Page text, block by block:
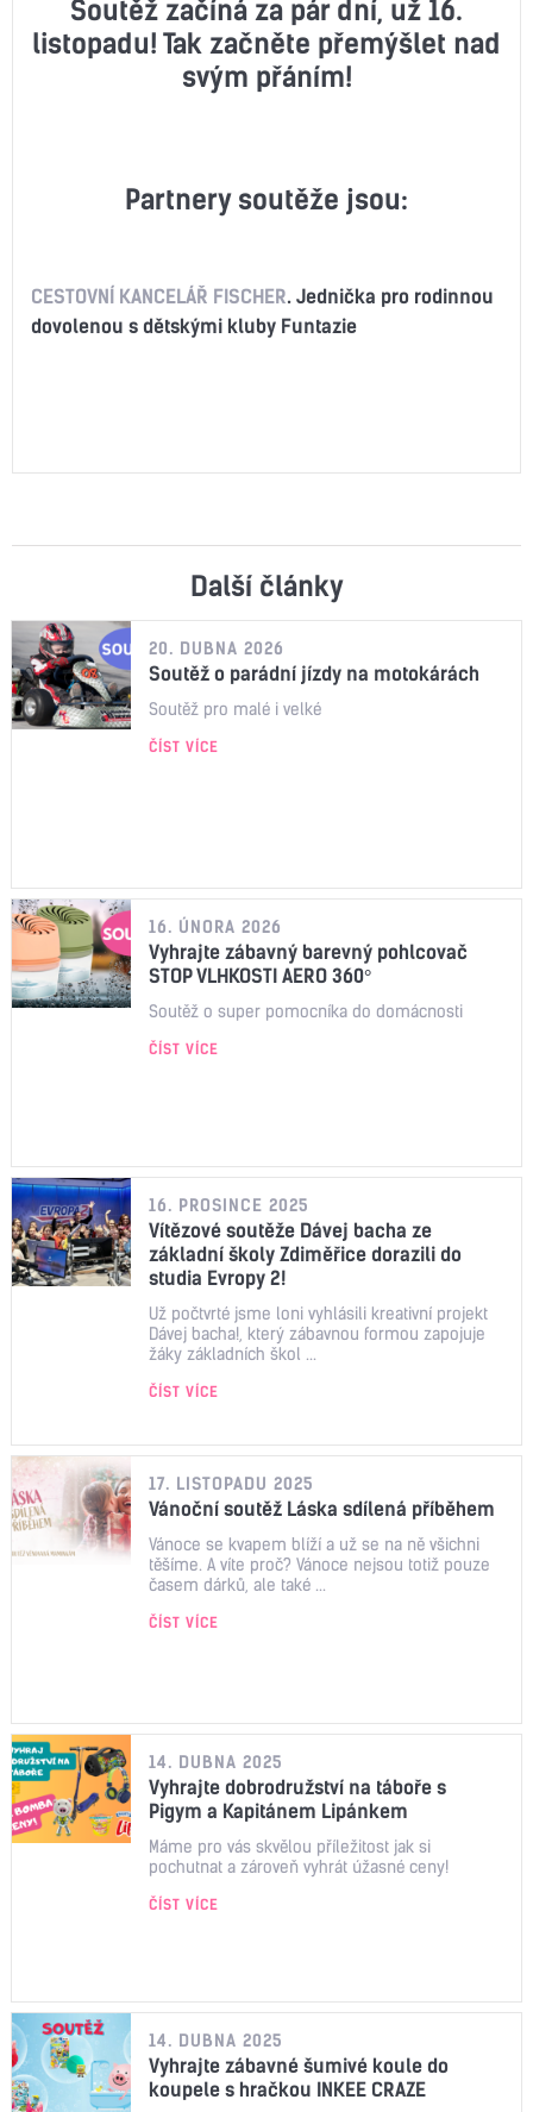
Soutěž začíná za pár dní, už 16.
listopadu! Tak začněte přemýšlet nad
svým přáním!
Partnery soutěže jsou:
CESTOVNÍ KANCELÁŘ FISCHER. Jednička pro rodinnou
dovolenou s dětskými kluby Funtazie
Další články
20. DUBNA 2026
Soutěž o parádní jízdy na motokárách
Soutěž pro malé i velké
ČÍST VÍCE
16. ÚNORA 2026
Vyhrajte zábavný barevný pohlcovač
STOP VLHKOSTI AERO 360°
Soutěž o super pomocníka do domácnosti
ČÍST VÍCE
16. PROSINCE 2025
Vítězové soutěže Dávej bacha ze
základní školy Zdiměřice dorazili do
studia Evropy 2!
Už počtvrté jsme loni vyhlásili kreativní projekt
Dávej bacha!, který zábavnou formou zapojuje
žáky základních škol ...
ČÍST VÍCE
17. LISTOPADU 2025
Vánoční soutěž Láska sdílená příběhem
Vánoce se kvapem blíží a už se na ně všichni
těšíme. A víte proč? Vánoce nejsou totiž pouze
časem dárků, ale také ...
ČÍST VÍCE
14. DUBNA 2025
Vyhrajte dobrodružství na táboře s
Pigym a Kapitánem Lipánkem
Máme pro vás skvělou příležitost jak si
pochutnat a zároveň vyhrát úžasné ceny!
ČÍST VÍCE
14. DUBNA 2025
Vyhrajte zábavné šumivé koule do
koupele s hračkou INKEE CRAZE